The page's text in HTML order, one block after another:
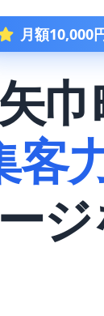
月額10,000
客